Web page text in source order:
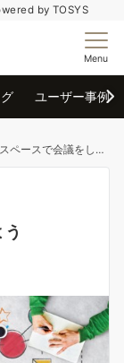
by TOSYS
Menu
ユーザー事例
ースで会議をしよう